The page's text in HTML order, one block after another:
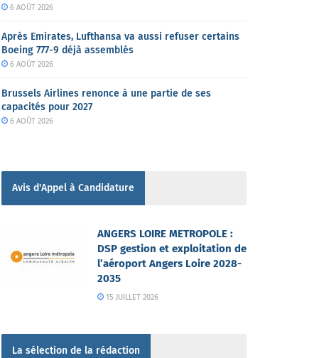
6 AOÛT 2026
Après Emirates, Lufthansa va aussi refuser certains
Boeing 777-9 déjà assemblés
6 AOÛT 2026
Brussels Airlines renonce à une partie de ses
capacités pour 2027
6 AOÛT 2026
Avis d'Appel à Candidature
ANGERS LOIRE METROPOLE :
DSP gestion et exploitation de
l’aéroport Angers Loire 2028-
2035
15 JUILLET 2026
La sélection de la rédaction